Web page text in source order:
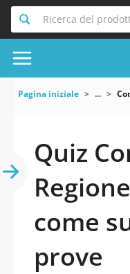
Ricerca del
Pagina iniziale ...
Quiz
come
prove